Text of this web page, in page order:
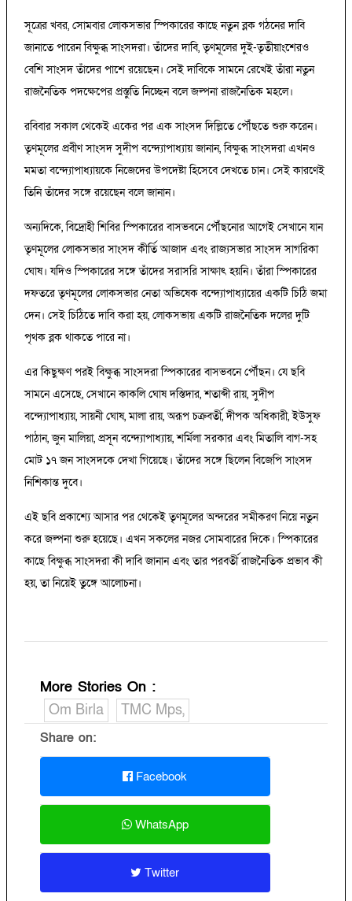
সূত্রের খবর, সোমবার লোকসভার স্পিকারের কাছে নতুন ব্লক গঠনের দাবি
জানাতে পারেন বিক্ষুব্ধ সাংসদরা। তাঁদের দাবি, তৃণমূলের দুই-তৃতীয়াংশেরও
বেশি সাংসদ তাঁদের পাশে রয়েছেন। সেই দাবিকে সামনে রেখেই তাঁরা নতুন
রাজনৈতিক পদক্ষেপের প্রস্তুতি নিচ্ছেন বলে জল্পনা রাজনৈতিক মহলে।
রবিবার সকাল থেকেই একের পর এক সাংসদ দিল্লিতে পৌঁছতে শুরু করেন।
তৃণমূলের প্রবীণ সাংসদ সুদীপ বন্দ্যোপাধ্যায় জানান, বিক্ষুব্ধ সাংসদরা এখনও
মমতা বন্দ্যোপাধ্যায়কে নিজেদের উপদেষ্টা হিসেবে দেখতে চান। সেই কারণেই
তিনি তাঁদের সঙ্গে রয়েছেন বলে জানান।
অন্যদিকে, বিদ্রোহী শিবির স্পিকারের বাসভবনে পৌঁছনোর আগেই সেখানে যান
তৃণমূলের লোকসভার সাংসদ কীর্তি আজাদ এবং রাজ্যসভার সাংসদ সাগরিকা
ঘোষ। যদিও স্পিকারের সঙ্গে তাঁদের সরাসরি সাক্ষাৎ হয়নি। তাঁরা স্পিকারের
দফতরে তৃণমূলের লোকসভার নেতা অভিষেক বন্দ্যোপাধ্যায়ের একটি চিঠি জমা
দেন। সেই চিঠিতে দাবি করা হয়, লোকসভায় একটি রাজনৈতিক দলের দুটি
পৃথক ব্লক থাকতে পারে না।
এর কিছুক্ষণ পরই বিক্ষুব্ধ সাংসদরা স্পিকারের বাসভবনে পৌঁছন। যে ছবি
সামনে এসেছে, সেখানে কাকলি ঘোষ দস্তিদার, শতাব্দী রায়, সুদীপ
বন্দ্যোপাধ্যায়, সায়নী ঘোষ, মালা রায়, অরূপ চক্রবর্তী, দীপক অধিকারী, ইউসুফ
পাঠান, জুন মালিয়া, প্রসূন বন্দ্যোপাধ্যায়, শর্মিলা সরকার এবং মিতালি বাগ-সহ
মোট ১৭ জন সাংসদকে দেখা গিয়েছে। তাঁদের সঙ্গে ছিলেন বিজেপি সাংসদ
নিশিকান্ত দুবে।
এই ছবি প্রকাশ্যে আসার পর থেকেই তৃণমূলের অন্দরের সমীকরণ নিয়ে নতুন
করে জল্পনা শুরু হয়েছে। এখন সকলের নজর সোমবারের দিকে। স্পিকারের
কাছে বিক্ষুব্ধ সাংসদরা কী দাবি জানান এবং তার পরবর্তী রাজনৈতিক প্রভাব কী
হয়, তা নিয়েই তুঙ্গে আলোচনা।
More Stories On :
Om Birla
TMC Mps,
Share on:
Facebook
WhatsApp
Twitter